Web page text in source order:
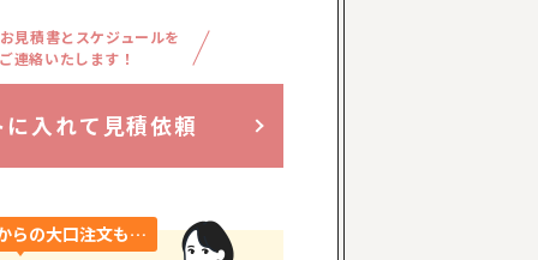
見積書とスケジュールを
ご連絡いたします！
に入れて見積依頼
らの大口注文も…